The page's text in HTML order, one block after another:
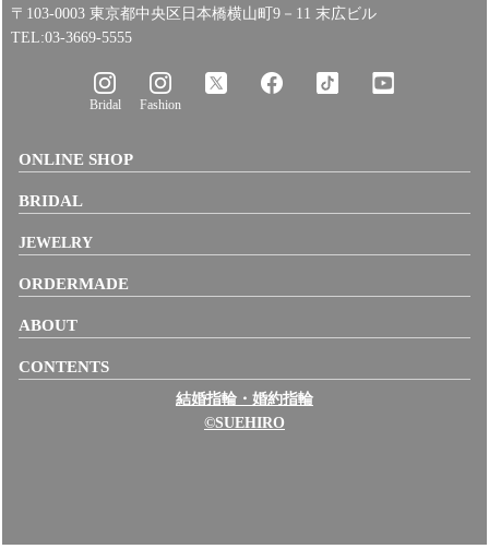
〒103-0003 東京都中央区日本橋横山町9－11 末広ビル
TEL:03-3669-5555
Bridal Fashion
ONLINE SHOP
BRIDAL
JEWELRY
ORDERMADE
ABOUT
CONTENTS
結婚指輪・婚約指輪
©SUEHIRO